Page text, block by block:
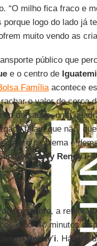
“O milho fica fraco e
logo do lado já
muito vendo as
público que
e o centro de Iguatemi
Famíliaacontece
o valor de cerca
de saúde, uma
falam que não,
que o problema é
Xe Ryvy Rendy’i.
novembro, a
e por 40 minutos
Rendy’i. Há três